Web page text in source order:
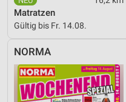
Matratzen
Gültig bis Fr. 14.08.
NORMA